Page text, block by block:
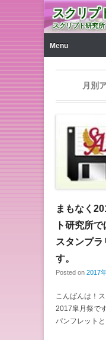
スクリプ
スクリプト研究所
Menu
月別
まもなく
ト研究所
スタンプラ
す。
Posted on 2017
こんばんは！
2017皐月祭で
パンフレット